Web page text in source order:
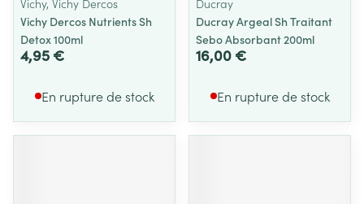
Vichy, Vichy Dercos
Vichy Dercos Nutrients Sh
Detox 100ml
4,95 €
En rupture de stock
Ducray
Ducray Argeal Sh Traitant
Sebo Absorbant 200ml
16,00 €
En rupture de stock